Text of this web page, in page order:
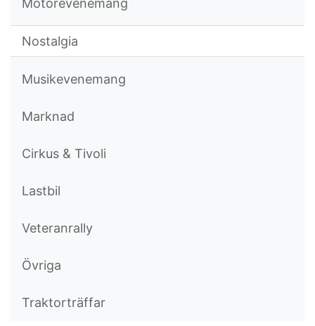
Motorevenemang
Nostalgia
Musikevenemang
Marknad
Cirkus & Tivoli
Lastbil
Veteranrally
Övriga
Traktorträffar